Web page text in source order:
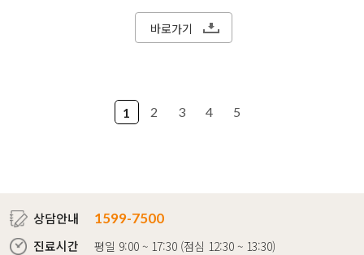
바로가기
1 2 3 4 5
상담안내
1599-7500
진료시간
평일 9:00 ~ 17:30 (점심 12:30 ~ 13:30)